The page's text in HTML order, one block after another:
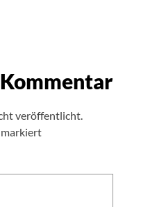
veröffentlicht.
markiert